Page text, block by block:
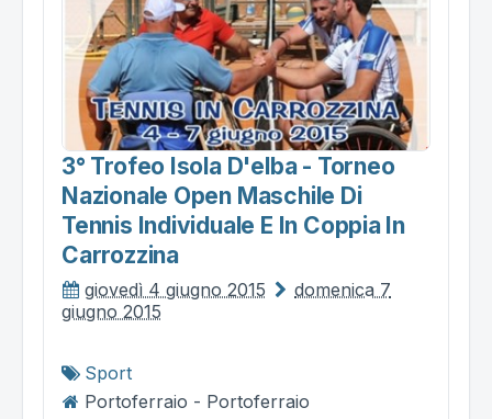
3° Trofeo Isola D'elba - Torneo
Nazionale Open Maschile Di
Tennis Individuale E In Coppia In
Carrozzina
giovedì 4 giugno 2015
domenica 7
giugno 2015
Sport
Portoferraio - Portoferraio